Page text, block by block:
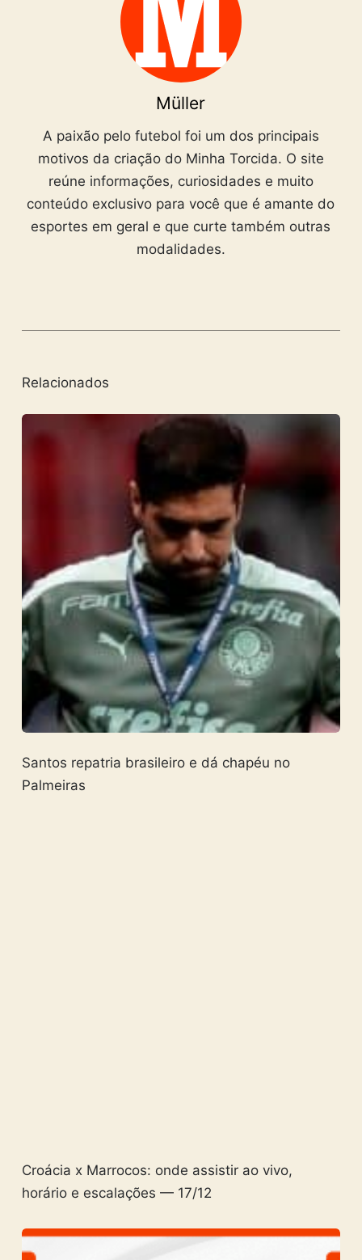
Müller
A paixão pelo futebol foi um dos principais
motivos da criação do Minha Torcida. O site
reúne informações, curiosidades e muito
conteúdo exclusivo para você que é amante do
esportes em geral e que curte também outras
modalidades.
Relacionados
Santos repatria brasileiro e dá chapéu no
Palmeiras
Croácia x Marrocos: onde assistir ao vivo,
horário e escalações — 17/12